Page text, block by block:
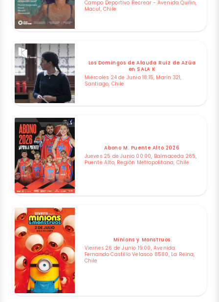
Campo Deportivo Recrear - Avenida Quilin,
Macul, Chile
Los Domingos de Alauda Ruiz de Azúa
en SALA K
Miércoles 24 de Junio 18:15, Marín 321,
Santiago, Chile
Abono M. Puente Alto 2026
Jueves 25 de Junio 00:00, Balmaceda 265,
Puente Alto, Región Metropolitana, Chile
Minions y Monstruos
Viernes 26 de Junio 19:00, Avenida
Fernando Castillo Velasco 8580, La Reina,
Chile